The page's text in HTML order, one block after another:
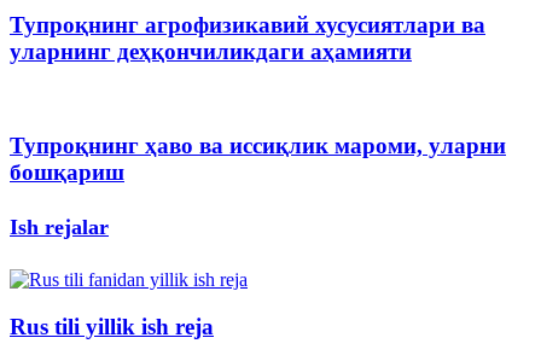
Тупроқнинг агрофизикавий хусусиятлари ва
уларнинг деҳқончиликдаги аҳамияти
Тупроқнинг ҳаво ва иссиқлик мароми, уларни
бошқариш
Ish rejalar
Rus tili yillik ish reja